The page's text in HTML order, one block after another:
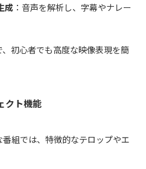
成 ：音声を解析し、字幕やナレー
初心者でも高度な映像表現を簡
クト機能
番組では、特徴的なテロップやエ